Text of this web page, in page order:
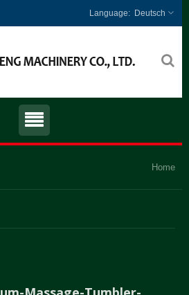
Deutsch
Home